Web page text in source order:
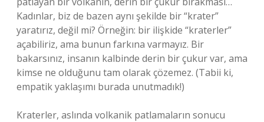
Kadınlar, biz de bazen aynı şekilde bir “krater”
yaratırız, değil mi? Örneğin: bir ilişkide “kraterler”
açabiliriz, ama bunun farkına varmayız. Bir
bakarsınız, insanın kalbinde derin bir çukur var, ama
kimse ne olduğunu tam olarak çözemez. (Tabii ki,
empatik yaklaşımı burada unutmadık!)
Kraterler, aslında volkanik patlamaların sonucu